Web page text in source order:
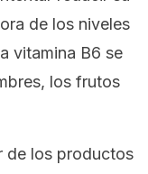
de los niveles
vitamina B6 se
los frutos
de los productos